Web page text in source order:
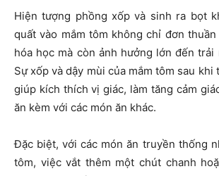
Hiện tượng phồng xốp và sinh ra bọt
quất vào mắm tôm không chỉ đơn
hóa học mà còn ảnh hưởng lớn đến trải
Sự xốp và dậy mùi của mắm tôm sau khi
giúp kích thích vị giác, làm tăng cảm
ăn kèm với các món ăn khác.
Đặc biệt, với các món ăn truyền thống
tôm, việc vắt thêm một chút chanh